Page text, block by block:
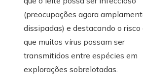
(preocupações agora
dissipadas) e destacando o risco
que muitos vírus possam ser
transmitidos entre espécies em
explorações sobrelotadas.